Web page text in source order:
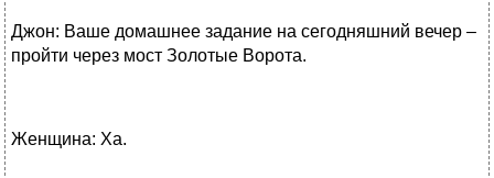
Джон: Ваше домашнее задание на сегодняшний вечер –
пройти через мост Золотые Ворота.
Женщина: Ха.